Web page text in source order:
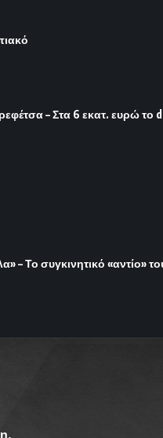
– Στα 6 εκατ. ευρώ το
– Το συγκινητικό «αντίο»